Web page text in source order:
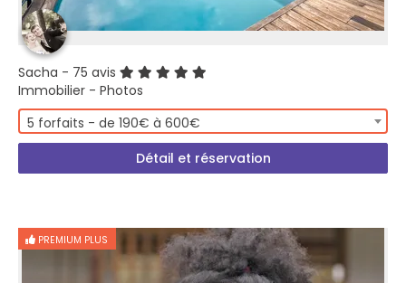
Sacha - 75 avis
Immobilier - Photos
5 forfaits - de 190€ à 600€
Détail et réservation
PREMIUM PLUS